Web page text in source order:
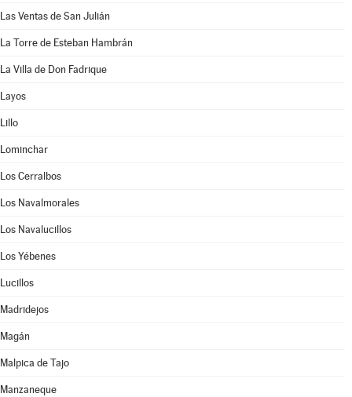
Las Ventas de San Julián
La Torre de Esteban Hambrán
La Villa de Don Fadrique
Layos
Lillo
Lominchar
Los Cerralbos
Los Navalmorales
Los Navalucillos
Los Yébenes
Lucillos
Madridejos
Magán
Malpica de Tajo
Manzaneque